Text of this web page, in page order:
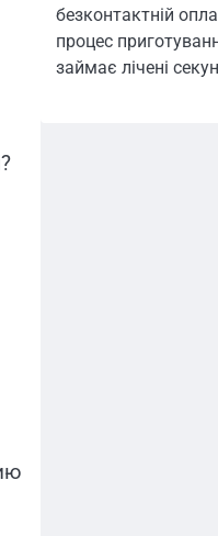
безконтактній
процес
займає лічені